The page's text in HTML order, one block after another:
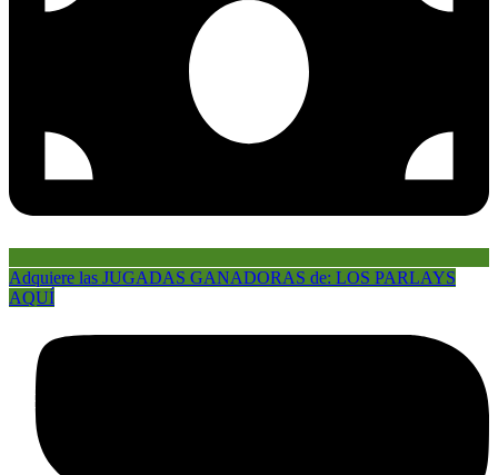
Adquiere las JUGADAS GANADORAS de: LOS PARLAYS
AQUÍ